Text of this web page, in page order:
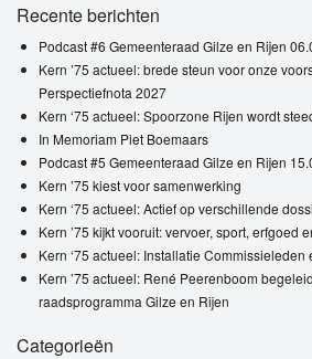
Recente berichten
Podcast #6 Gemeenteraad Gilze en Rijen
Kern ’75 actueel: brede steun voor onze
Perspectiefnota 2027
Kern ‘75 actueel: Spoorzone Rijen wordt
In Memoriam Piet Boemaars
Podcast #5 Gemeenteraad Gilze en Rijen
Kern ’75 kiest voor samenwerking
Kern ‘75 actueel: Actief op verschillende
Kern ’75 kijkt vooruit: vervoer, sport, erfgoed
Kern ‘75 actueel: Installatie Commissieleden
Kern ’75 actueel: René Peerenboom
raadsprogramma Gilze en Rijen
Categorieën